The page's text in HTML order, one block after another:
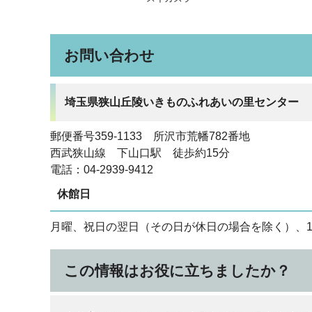
お問い合わせ
埼玉県狭山丘陵いきものふれあいの里センター
郵便番号359-1133 所沢市荒幡782番地
西武狭山線 下山口駅 徒歩約15分
電話：04‐2939‐9412
休館日
月曜、祝日の翌日（その日が休日の場合を除く）、
この情報はお役に立ちましたか？